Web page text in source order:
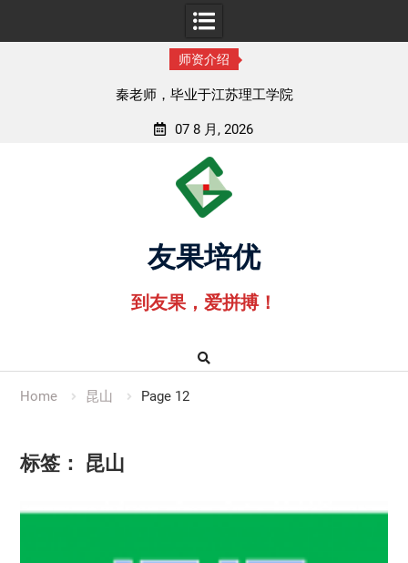
师资介绍
孟老师，毕业于湖北中医药大学
07 8 月, 2026
友果培优
到友果，爱拼搏！
Home 昆山 Page 12
标签： 昆山